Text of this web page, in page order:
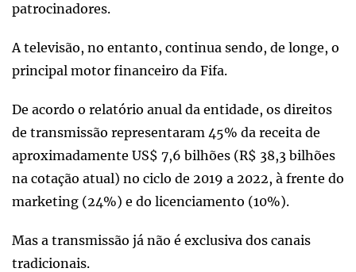
patrocinadores.
A televisão, no entanto, continua sendo, de longe, o
principal motor financeiro da Fifa.
De acordo o relatório anual da entidade, os direitos
de transmissão representaram 45% da receita de
aproximadamente US$ 7,6 bilhões (R$ 38,3 bilhões
na cotação atual) no ciclo de 2019 a 2022, à frente do
marketing (24%) e do licenciamento (10%).
Mas a transmissão já não é exclusiva dos canais
tradicionais.